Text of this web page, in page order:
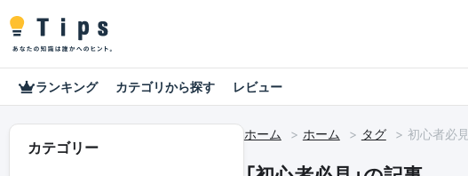
ランキング カテゴリから探す レビュー
カテゴリー
ホーム ホーム タグ 初心者必見